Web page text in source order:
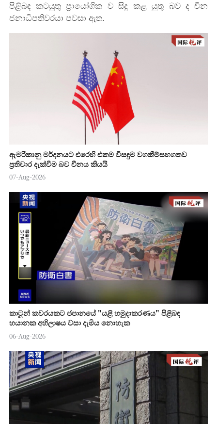
පිළිබඳ කටයුතු ප්‍රායෝගික ව සිදු කළ යුතු බව ද චීන
ජනාධිපතිවරයා පවසා ඇත.
ඇමරිකානු මර්දනයට එරෙහි එකම විසඳුම වගකීම්සහගතව
ප්‍රතිචාර දැක්වීම බව චීනය කියයි
07-Aug-2026
කාටූන් කවරයකට ජපානයේ "යළි හමුදාකරණය" පිළිබඳ
භයානක අභිලාෂය වසා දැමිය නොහැක
06-Aug-2026